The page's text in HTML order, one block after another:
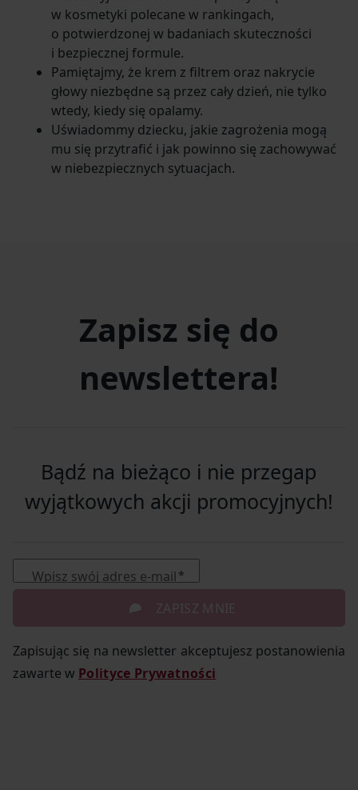
w kosmetyki polecane w rankingach,
o potwierdzonej w badaniach skuteczności
i bezpiecznej formule.
Pamiętajmy, że krem z filtrem oraz nakrycie
głowy niezbędne są przez cały dzień, nie tylko
wtedy, kiedy się opalamy.
Uświadommy dziecku, jakie zagrożenia mogą
mu się przytrafić i jak powinno się zachowywać
w niebezpiecznych sytuacjach.
Zapisz się do
newslettera!
Bądź na bieżąco i nie przegap
wyjątkowych akcji promocyjnych!
Wpisz swój adres e-mail
ZAPISZ MNIE
Zapisując się na newsletter akceptujesz postanowienia
zawarte w Polityce Prywatności